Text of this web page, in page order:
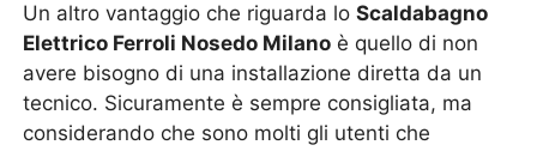
Un altro vantaggio che riguarda loScaldabagno
Elettrico Ferroli Nosedo Milano è quello di non
avere bisogno di una installazione diretta da un
tecnico. Sicuramente è sempre consigliata, ma
considerando che sono molti gli utenti che